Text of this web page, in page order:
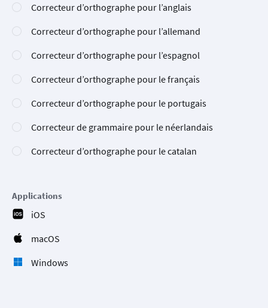
Correcteur d’orthographe pour l’anglais
Correcteur d’orthographe pour l’allemand
Correcteur d’orthographe pour l’espagnol
Correcteur d’orthographe pour le français
Correcteur d’orthographe pour le portugais
Correcteur de grammaire pour le néerlandais
Correcteur d’orthographe pour le catalan
Applications
iOS
macOS
Windows